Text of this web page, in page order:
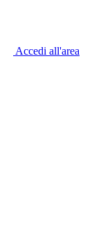
Accedi all'area